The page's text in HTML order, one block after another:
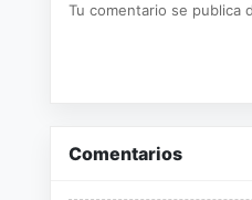
Tu comentario se publica
Comentarios